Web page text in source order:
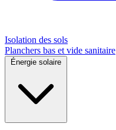
Isolation des sols
Planchers bas et vide sanitaire